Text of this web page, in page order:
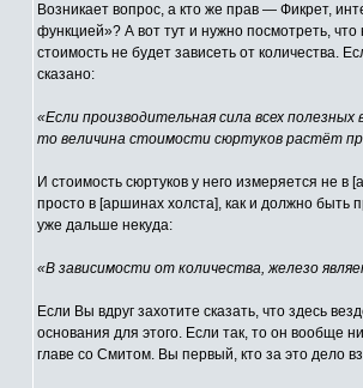
Возникает вопрос, а кто же прав — Фикрет,
функцией»? А вот тут и нужно посмотреть,
стоимость не будет зависеть от количества.
сказано:
«Если производительная сила всех
то величина стоимости сюртуков растёт
И стоимость сюртуков у него измеряется не
просто в [аршинах холста], как и должно быть
уже дальше некуда:
«В зависимости от количества, железо
Если Вы вдруг захотите сказать, что здесь
основания для этого. Если так, то он вообще
главе со Смитом. Вы первый, кто за это дело